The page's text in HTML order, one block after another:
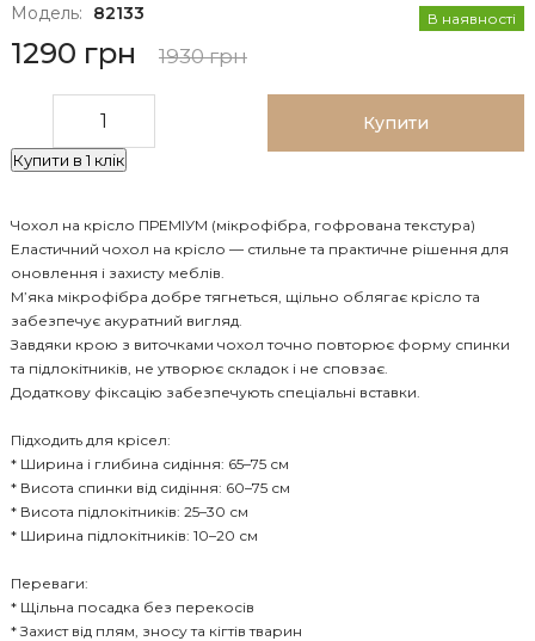
Модель: 82133 В наявності
1290 грн 1930 грн
Купити
Купити в 1 клік
Чохол на крісло ПРЕМІУМ (мікрофібра, гофрована текстура)
Еластичний чохол на крісло — стильне та практичне рішення для
оновлення і захисту меблів.
М’яка мікрофібра добре тягнеться, щільно облягає крісло та
забезпечує акуратний вигляд.
Завдяки крою з виточками чохол точно повторює форму спинки
та підлокітників, не утворює складок і не сповзає.
Додаткову фіксацію забезпечують спеціальні вставки.
Підходить для крісел:
* Ширина і глибина сидіння: 65–75 см
* Висота спинки від сидіння: 60–75 см
* Висота підлокітників: 25–30 см
* Ширина підлокітників: 10–20 см
Переваги:
* Щільна посадка без перекосів
* Захист від плям, зносу та кігтів тварин